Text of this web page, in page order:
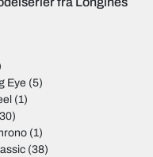
Eye (5)
(1)
(1)
(38)